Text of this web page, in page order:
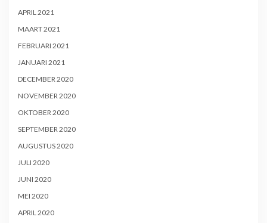
APRIL 2021
MAART 2021
FEBRUARI 2021
JANUARI 2021
DECEMBER 2020
NOVEMBER 2020
OKTOBER 2020
SEPTEMBER 2020
AUGUSTUS 2020
JULI 2020
JUNI 2020
MEI 2020
APRIL 2020